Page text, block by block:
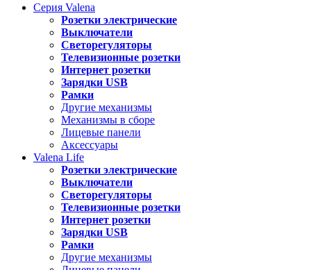
Серия Valena
Розетки электрические
Выключатели
Светорегуляторы
Телевизионные розетки
Интернет розетки
Зарядки USB
Рамки
Другие механизмы
Механизмы в сборе
Лицевые панели
Аксессуары
Valena Life
Розетки электрические
Выключатели
Светорегуляторы
Телевизионные розетки
Интернет розетки
Зарядки USB
Рамки
Другие механизмы